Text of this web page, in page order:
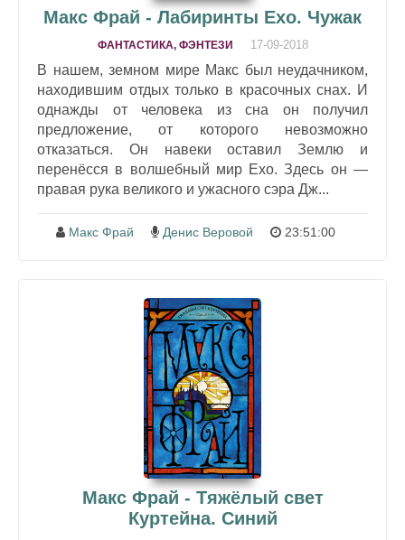
Макс Фрай - Лабиринты Ехо. Чужак
ФАНТАСТИКА, ФЭНТЕЗИ 17-09-2018
В нашем, земном мире Макс был неудачником,
находившим отдых только в красочных снах. И
однажды от человека из сна он получил
предложение, от которого невозможно
отказаться. Он навеки оставил Землю и
перенёсся в волшебный мир Ехо. Здесь он —
правая рука великого и ужасного сэра Дж...
Макс Фрай Денис Веровой 23:51:00
Макс Фрай - Тяжёлый свет
Куртейна. Синий